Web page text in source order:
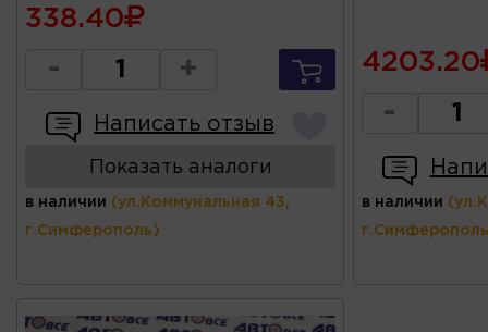
338.40
- +
Написать отзыв
Показать аналоги
в наличии (ул.Коммунальная 43,
г.Симферополь)
4203.20
-
в наличии